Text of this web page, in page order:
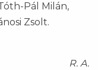
Pál Milán,
Zsolt.
R. A.